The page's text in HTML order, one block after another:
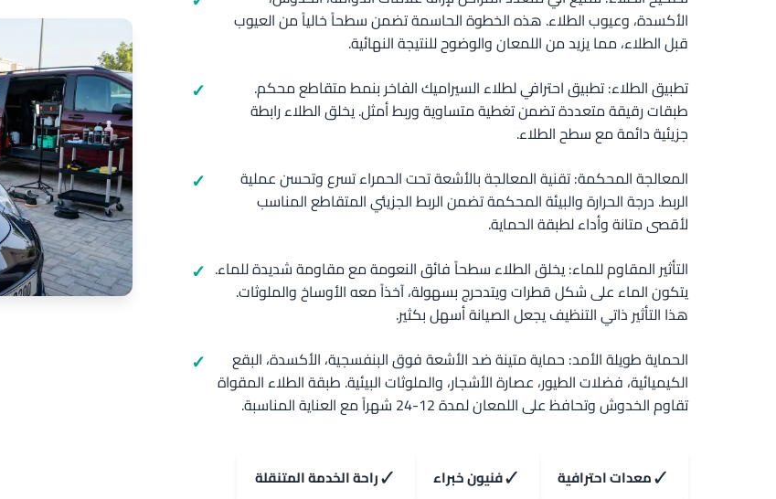
الأكسدة، وعيوب الطلاء. هذه الخطوة الحاسمة تضمن سطحاً خالياً من العيوب
قبل الطلاء، مما يزيد من اللمعان والوضوح للنتيجة النهائية.
تطبيق الطلاء: تطبيق احترافي لطلاء السيراميك الفاخر بنمط متقاطع محكم.
طبقات رقيقة متعددة تضمن تغطية متساوية وربط أمثل. يخلق الطلاء رابطة
جزيئية دائمة مع سطح الطلاء.
المعالجة المحكمة: تقنية المعالجة بالأشعة تحت الحمراء تسرع وتحسن عملية
الربط. درجة الحرارة والبيئة المحكمة تضمن الربط الجزيئي المتقاطع المناسب
لأقصى متانة وأداء لطبقة الحماية.
التأثير المقاوم للماء: يخلق الطلاء سطحاً فائق النعومة مع مقاومة شديدة للماء.
يتكون الماء على شكل قطرات ويتدحرج بسهولة، آخذاً معه الأوساخ والملوثات.
هذا التأثير ذاتي التنظيف يجعل الصيانة أسهل بكثير.
الحماية طويلة الأمد: حماية متينة ضد الأشعة فوق البنفسجية، الأكسدة، البقع
الكيميائية، فضلات الطيور، عصارة الأشجار، والملوثات البيئية. طبقة الطلاء المقواة
تقاوم الخدوش وتحافظ على اللمعان لمدة 12-24 شهراً مع العناية المناسبة.
✓معدات احترافية ✓فنيون خبراء ✓راحة الخدمة المتنقلة